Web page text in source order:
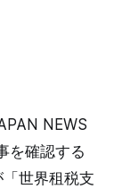
NEWS
を確認する
「世界租税支